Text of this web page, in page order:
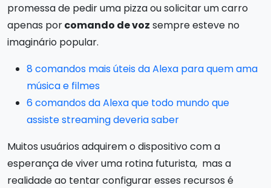
promessa de pedir uma pizza ou solicitar um carro
apenas porcomando de voz sempre esteve no
imaginário popular.
8 comandos mais úteis da Alexa para quem ama
música e filmes
6 comandos da Alexa que todo mundo que
assiste streaming deveria saber
Muitos usuários adquirem o dispositivo com a
esperança de viver uma rotina futurista, mas a
realidade ao tentar configurar esses recursos é